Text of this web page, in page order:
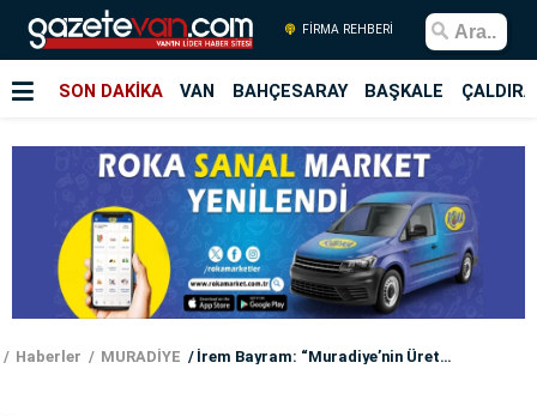
FİRMA REHBERİ
SON DAKİKA VAN BAHÇESARAY BAŞKALE
Haberler MURADİYE İrem Bayram: “Muradiye’nin Üretim ve Turizm Gücünü Dünyaya Açacağız”